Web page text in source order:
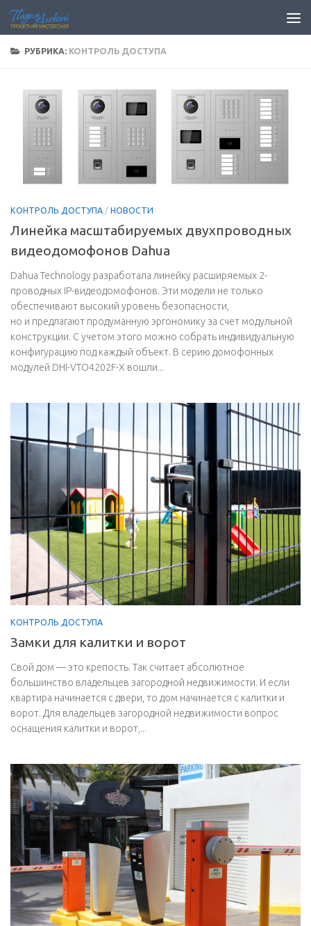
Перейти к содержимому
РУБРИКА: КОНТРОЛЬ ДОСТУПА
КОНТРОЛЬ ДОСТУПА / НОВОСТИ
Линейка масштабируемых двухпроводных
видеодомофонов Dahua
Dahua Technology разработала линейку расширяемых 2-
проводных IP-видеодомофонов. Эти модели не только
обеспечивают высокий уровень безопасности,
но и предлагают продуманную эргономику за счет модульной
конструкции. С учетом этого можно собрать индивидуальную
конфигурацию под каждый объект. В серию домофонных
модулей DHI-VTO4202F-X вошли...
КОНТРОЛЬ ДОСТУПА
Замки для калитки и ворот
Свой дом — это крепость. Так считает абсолютное
большинство владельцев загородной недвижимости. И если
квартира начинается с двери, то дом начинается с калитки и
ворот. Для владельцев загородной недвижимости вопрос
оснащения калитки и ворот,...